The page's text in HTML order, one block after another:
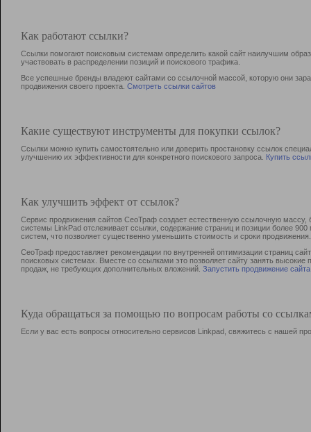
Как работают ссылки?
Ссылки помогают поисковым системам определить какой сайт наилучшим
участвовать в раcпределении позиций и поискового трафика.
Все успешные бренды владеют сайтами со ссылочной массой, которую они
продвижения своего проекта. Смотреть ссылки сайтов
Какие существуют инструменты для покупки ссылок?
Ссылки можно купить самостоятельно или доверить простановку ссылок
улучшению их эффективности для конкретного поискового запроса. Купить
Как улучшить эффект от ссылок?
Сервис продвижения сайтов СеоТраф создает естественную ссылочную
системы LinkPad отслеживает ссылки, содержание страниц и позиции более
систем, что позволяет существенно уменьшить стоимость и сроки продвижения.
СеоТраф предоставляет рекомендации по внутренней оптимизации страниц
поисковых системах. Вместе со ссылками это позволяет сайту занять
продаж, не требующих дополнительных вложений. Запустить продвижение сайта
Куда обращаться за помощью по вопросам работы со
Если у вас есть вопросы относительно сервисов Linkpad, свяжитесь с нашей